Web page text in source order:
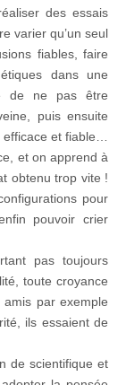
des essais
varier qu’un seul
fiables, faire
dans une
de ne pas être
puis ensuite
et fiable…
et on apprend à
obtenu trop vite !
pour
pouvoir crier
pas toujours
toute croyance
par exemple
ils essaient de
de scientifique et